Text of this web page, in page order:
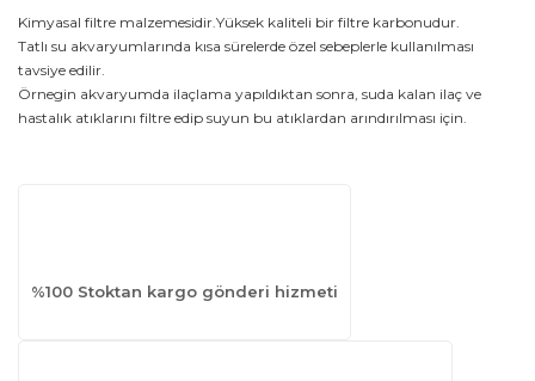
Kimyasal filtre malzemesidir.Yüksek kaliteli bir filtre karbonudur.
Tatlı su akvaryumlarında kısa sürelerde özel sebeplerle kullanılması
tavsiye edilir.
Örnegin akvaryumda ilaçlama yapıldıktan sonra, suda kalan ilaç ve
hastalık atıklarını filtre edip suyun bu atıklardan arındırılması için.
%100 Stoktan kargo gönderi hizmeti